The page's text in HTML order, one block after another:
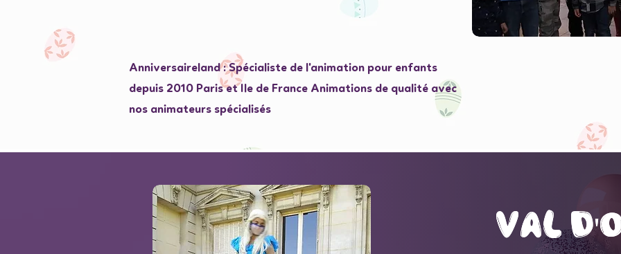
Anniversaireland : Spécialiste de l'animation pour enfants
depuis 2010 Paris et Ile de France Animations de qualité avec
nos animateurs spécialisés
val
val